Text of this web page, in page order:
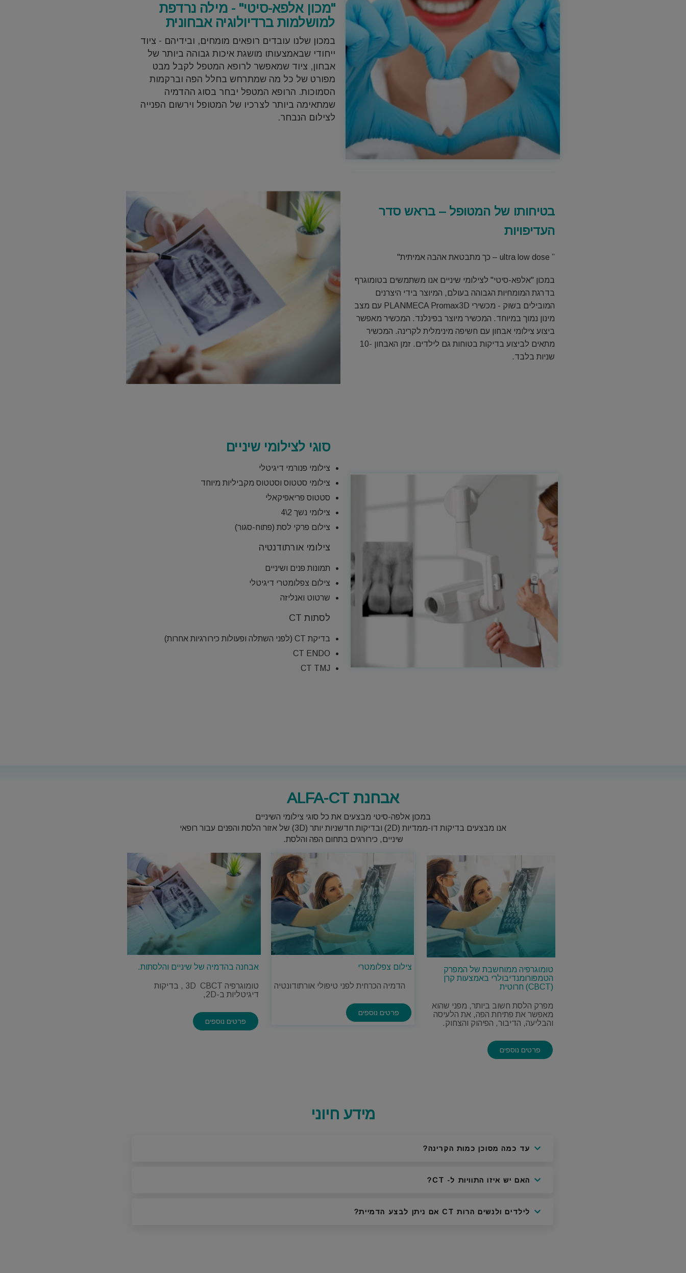
"מכון אלפא-סיטי" - מילה נרדפת
למושלמות ברדיולוגיה אבחונית
במכון שלנו עובדים רופאים מומחים, ובידיהם - ציוד
ייחודי שבאמצעותו מושגת איכות גבוהה ביותר של
אבחון, ציוד שמאפשר לרופא המטפל לקבל מבט
מפורט של כל מה שמתרחש בחלל הפה וברקמות
הסמוכות. הרופא המטפל יבחר בסוג ההדמיה
שמתאימה ביותר לצרכיו של המטופל וירשום הפנייה
לצילום הנבחר.
בטיחותו של המטופל – בראש סדר
העדיפויות
” ultra low dose – כך מתבטאת אהבה אמיתית"
במכון "אלפא-סיטי" לצילומי שיניים אנו משתמשים בטומוגרף
בדרגת המומחיות הגבוהה בעולם, המיוצר בידי היצרנים
המובילים בשוק - מכשירי PLANMECA Promax3D עם מצב
מינון נמוך במיוחד. המכשיר מיוצר בפינלנד. המכשיר מאפשר
ביצוע צילומי אבחון עם חשיפה מינימלית לקרינה. המכשיר
שניות בלבד.
סוגי לצילומי שיניים
צילומי פנורמי דיגיטלי
צילומי סטטוס וסטטוס מקביליות מיוחד
סטטוס פריאפיקאלי
צילומי נשך 2\4
צילום פרקי לסת (פתוח-סגור)
צילומי אורתודנטיה
תמונות פנים ושיניים
צילום צפלומטרי דיגיטלי
שרטוט ואנליזה
CT לסתות
בדיקת CT (לפני השתלה ופעולות כירורגיות אחרות)
CT ENDO
CT TMJ
אבחנת ALFA-CT
במכון אלפה-סיטי מבצעים את כל סוגי צילומי השיניים
אנו מבצעים בדיקות דו-ממדיות (2D) ובדיקות חדשניות יותר (3D) של אזור הלסת והפנים עבור רופאי
שיניים, כירורגים בתחום הפה והלסת.
אבחנה בהדמיה של שיניים והלסתות.
טומוגרפיה 3D CBCT , בדיקות
דיגיטליות ב-2D,
פרטים נוספים
צילום צפלומטרי
הדמיה הכרחית לפני טיפולי אורתודונטיה
פרטים נוספים
טומוגרפיה ממוחשבת של המפרק
הטמפורומנדיבולרי באמצעות קרן
חרוטית (CBCT)
מפרק הלסת חשוב ביותר, מפני שהוא
מאפשר את פתיחת הפה, את הלעיסה
והבליעה, הדיבור, הפיהוק והצחוק.
פרטים נוספים
מידע חיוני
?עד כמה מסוכן כמות הקרינה
?CT -האם יש איזו התוויות ל
?אם ניתן לבצע הדמיית CT לילדים ולנשים הרות